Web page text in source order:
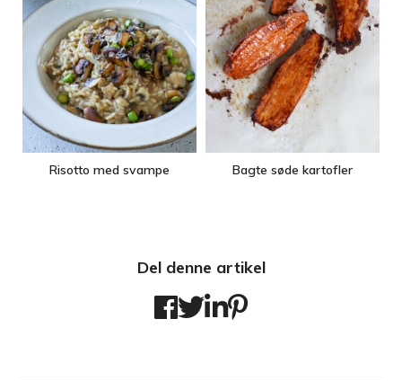
Risotto med svampe Bagte søde kartofler
Del denne artikel